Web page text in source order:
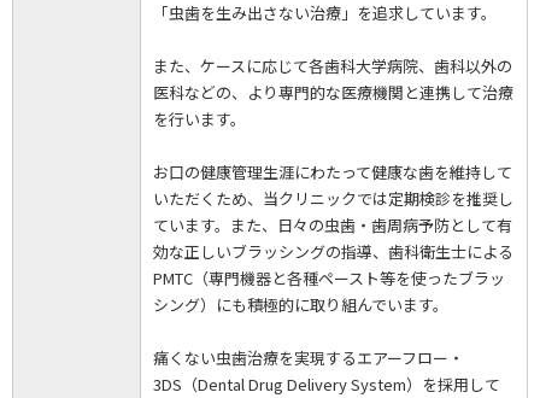
「虫歯を生み出さない治療」を追求しています。
また、ケースに応じて各歯科大学病院、歯科以外の
医科などの、より専門的な医療機関と連携して治療
を行います。
お口の健康管理生涯にわたって健康な歯を維持して
いただくため、当クリニックでは定期検診を推奨し
ています。また、日々の虫歯・歯周病予防として有
効な正しいブラッシングの指導、歯科衛生士による
PMTC（専門機器と各種ペースト等を使ったブラッ
シング）にも積極的に取り組んでいます。
痛くない虫歯治療を実現するエアーフロー・
3DS（Dental Drug Delivery System）を採用して